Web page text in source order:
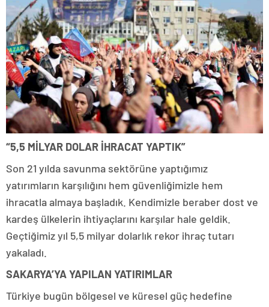
“5,5 MİLYAR DOLAR İHRACAT YAPTIK”
Son 21 yılda savunma sektörüne yaptığımız
yatırımların karşılığını hem güvenliğimizle hem
ihracatla almaya başladık. Kendimizle beraber dost ve
kardeş ülkelerin ihtiyaçlarını karşılar hale geldik.
Geçtiğimiz yıl 5,5 milyar dolarlık rekor ihraç tutarı
yakaladı.
SAKARYA’YA YAPILAN YATIRIMLAR
Türkiye bugün bölgesel ve küresel güç hedefine